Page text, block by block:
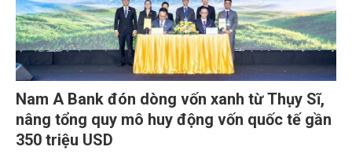
Nam A Bank đón dòng vốn xanh từ Thụy Sĩ,
nâng tổng quy mô huy động vốn quốc tế gần
350 triệu USD